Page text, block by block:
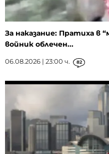
За наказание: Пратиха в
войник облечен...
06.08.2026 | 23:00 ч. 82